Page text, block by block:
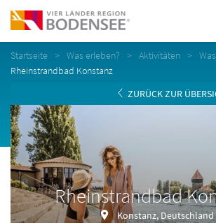
Startseite Was erleben? Aktivitäten
Rheinstrandbad Konstanz
ZURÜCK ZUR
Rheinstrandbad
Konstanz, Deutschland